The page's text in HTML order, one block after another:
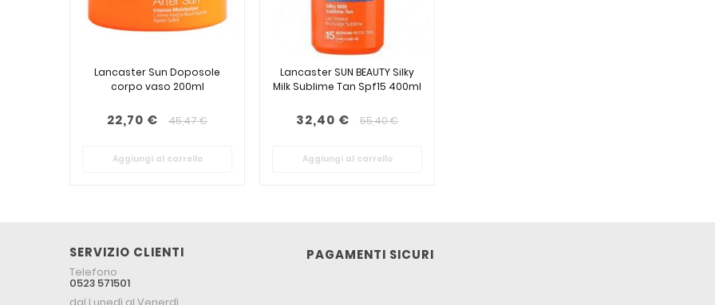
Lancaster Sun Doposole
corpo vaso 200ml
22,70 € 45,47 €
Aggiungi al carrello
Lancaster SUN BEAUTY Silky
Milk Sublime Tan Spf15 400ml
32,40 € 55,40 €
Aggiungi al carrello
SERVIZIO CLIENTI
Telefono
0523 571501
PAGAMENTI SICURI